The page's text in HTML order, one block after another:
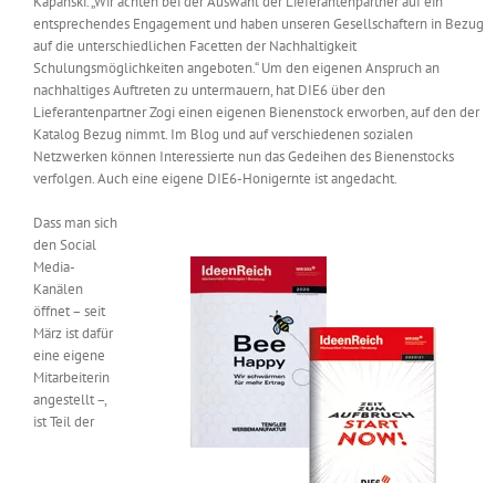
entsprechendes Engagement und haben unseren Gesellschaftern in Bezug
auf die unterschiedlichen Facetten der Nachhaltigkeit
Schulungsmöglichkeiten angeboten.“ Um den eigenen Anspruch an
nachhaltiges Auftreten zu untermauern, hat DIE6 über den
Lieferantenpartner Zogi einen eigenen Bienenstock erworben, auf den der
Katalog Bezug nimmt. Im Blog und auf verschiedenen sozialen
Netzwerken können Interessierte nun das Gedeihen des Bienenstocks
verfolgen. Auch eine eigene DIE6-Honigernte ist angedacht.
Dass man sich
den Social
Media-
Kanälen
öffnet – seit
März ist dafür
eine eigene
Mitarbeiterin
angestellt –,
ist Teil der